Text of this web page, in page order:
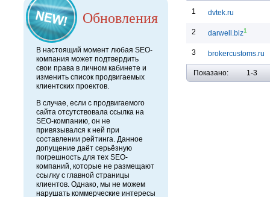
Обновления
В настоящий момент любая SEO-
компания может подтвердить
свои права в личном кабинете и
изменить список продвигаемых
клиентских проектов.
В случае, если с продвигаемого
сайта отсутствовала ссылка на
SEO-компанию, он не
привязывался к ней при
составлении рейтинга. Данное
допущение даёт серьёзную
погрешность для тех SEO-
компаний, которые не размещают
ссылку с главной страницы
клиентов. Однако, мы не можем
нарушать коммерческие интересы
1 dvtek.ru
2 darwell.biz1
3 brokercustoms.ru
Показано: 1-3